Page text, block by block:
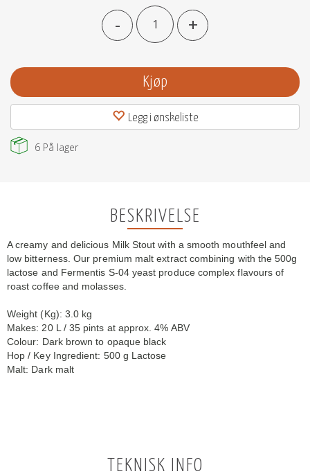
- +
Kjøp
Legg i ønskeliste
6 På lager
BESKRIVELSE
A creamy and delicious Milk Stout with a smooth mouthfeel and
low bitterness. Our premium malt extract combining with the 500g
lactose and Fermentis S-04 yeast produce complex flavours of
roast coffee and molasses.
Weight (Kg): 3.0 kg
Makes: 20 L / 35 pints at approx. 4% ABV
Colour: Dark brown to opaque black
Hop / Key Ingredient: 500 g Lactose
Malt: Dark malt
TEKNISK INFO